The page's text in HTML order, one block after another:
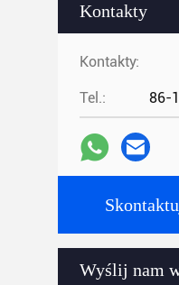
Kontakty
Kontakty:
Tel.: 86-
Wyślij nam